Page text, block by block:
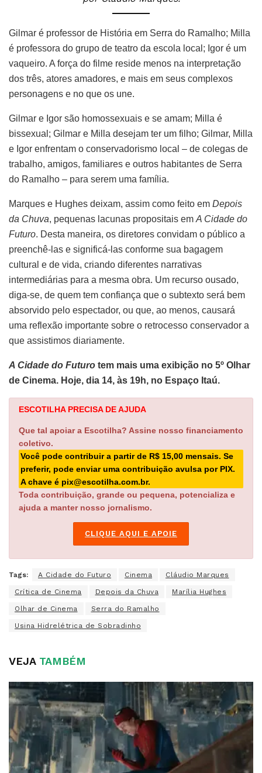
Gilmar é professor de História em Serra do Ramalho; Milla
é professora do grupo de teatro da escola local; Igor é um
vaqueiro. A força do filme reside menos na interpretação
dos três, atores amadores, e mais em seus complexos
personagens e no que os une.
Gilmar e Igor são homossexuais e se amam; Milla é
bissexual; Gilmar e Milla desejam ter um filho; Gilmar, Milla
e Igor enfrentam o conservadorismo local – de colegas de
trabalho, amigos, familiares e outros habitantes de Serra
do Ramalho – para serem uma família.
Marques e Hughes deixam, assim como feito em Depois
da Chuva, pequenas lacunas propositais em A Cidade do
Futuro. Desta maneira, os diretores convidam o público a
preenchê-las e significá-las conforme sua bagagem
cultural e de vida, criando diferentes narrativas
intermediárias para a mesma obra. Um recurso ousado,
diga-se, de quem tem confiança que o subtexto será bem
absorvido pelo espectador, ou que, ao menos, causará
uma reflexão importante sobre o retrocesso conservador a
que assistimos diariamente.
A Cidade do Futuro tem mais uma exibição no 5º Olhar
de Cinema. Hoje, dia 14, às 19h, no Espaço Itaú.
ESCOTILHA PRECISA DE AJUDA
Que tal apoiar a Escotilha? Assine nosso financiamento
coletivo.
Você pode contribuir a partir de R$ 15,00 mensais. Se
preferir, pode enviar uma contribuição avulsa por PIX.
A chave é pix@escotilha.com.br.
Toda contribuição, grande ou pequena, potencializa e
ajuda a manter nosso jornalismo.
CLIQUE AQUI E APOIE
Tags: A Cidade do Futuro Cinema Cláudio Marques
Crítica de Cinema Depois da Chuva Marília Hughes
Olhar de Cinema Serra do Ramalho
Usina Hidrelétrica de Sobradinho
VEJATAMBÉM